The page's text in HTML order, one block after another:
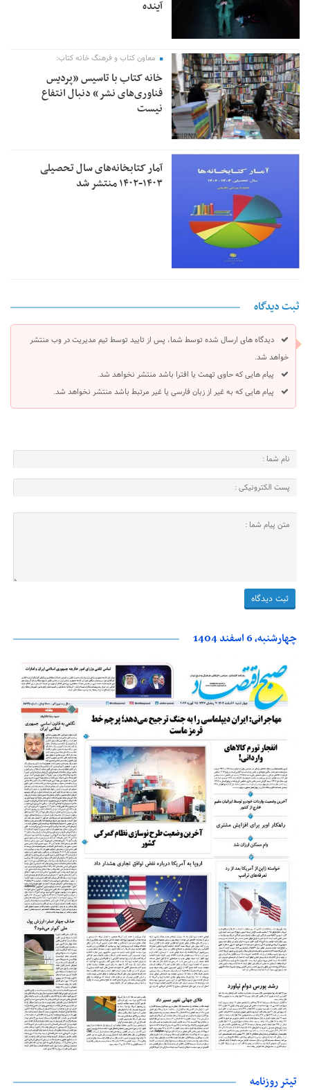
آینده
معاون کتاب و فرهنگ خانه کتاب:
خانه کتاب با تاسیس «پردیس
فناوری‌های نشر» دنبال انتفاع
نیست
آمار کتابخانه‌های سال تحصیلی
۱۴۰۳-۱۴۰۲ منتشر شد
ثبت دیدگاه
دیدگاه های ارسال شده توسط شما، پس از تایید توسط تیم مدیریت در وب منتشر
خواهد شد.
پیام هایی که حاوی تهمت یا افترا باشد منتشر نخواهد شد.
پیام هایی که به غیر از زبان فارسی یا غیر مرتبط باشد منتشر نخواهد شد.
چهارشنبه، 6 اسفند 1404
تیتر روزنامه